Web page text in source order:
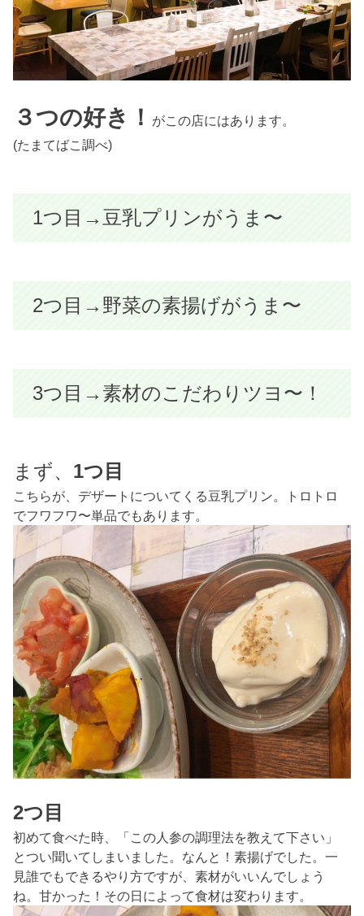
３つの好き！
がこの店にはあります。
(たまてばこ調べ)
1つ目→豆乳プリンがうま〜
2つ目→野菜の素揚げがうま〜
3つ目→素材のこだわりツヨ〜！
まず、 1つ目
こちらが、デザートについてくる豆乳プリン。トロトロ
でフワフワ〜単品でもあります。
2つ目
初めて食べた時、「この人参の調理法を教えて下さい」
とつい聞いてしまいました。なんと！素揚げでした。一
見誰でもできるやり方ですが、素材がいいんでしょう
ね。甘かった！その日によって食材は変わります。